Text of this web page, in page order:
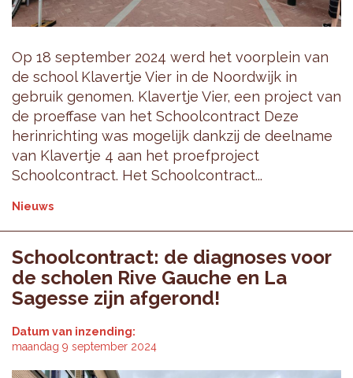
Op 18 september 2024 werd het voorplein van
de school Klavertje Vier in de Noordwijk in
gebruik genomen. Klavertje Vier, een project van
de proeffase van het Schoolcontract Deze
herinrichting was mogelijk dankzij de deelname
van Klavertje 4 aan het proefproject
Schoolcontract. Het Schoolcontract...
Nieuws
Schoolcontract: de diagnoses voor
de scholen Rive Gauche en La
Sagesse zijn afgerond!
Datum van inzending:
maandag 9 september 2024